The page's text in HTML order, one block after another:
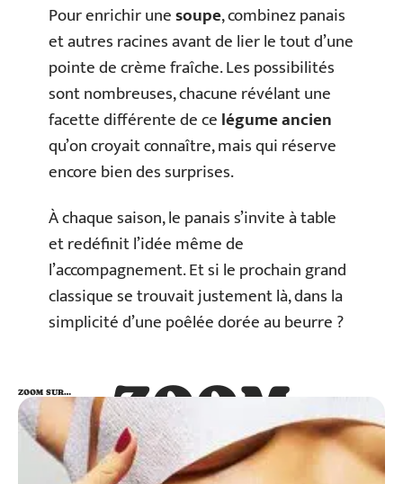
Pour enrichir unesoupe, combinez panais
et autres racines avant de lier le tout d’une
pointe de crème fraîche. Les possibilités
sont nombreuses, chacune révélant une
facette différente de celégume ancien
qu’on croyait connaître, mais qui réserve
encore bien des surprises.
À chaque saison, le panais s’invite à table
et redéfinit l’idée même de
l’accompagnement. Et si le prochain grand
classique se trouvait justement là, dans la
simplicité d’une poêlée dorée au beurre ?
ZOOM
SUR…
ZOOM SUR…